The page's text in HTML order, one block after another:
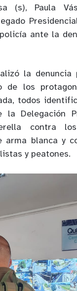
(s), Paula
ante la
la
de los
todos
Delegación
contra
arma blanca y
y peatones.